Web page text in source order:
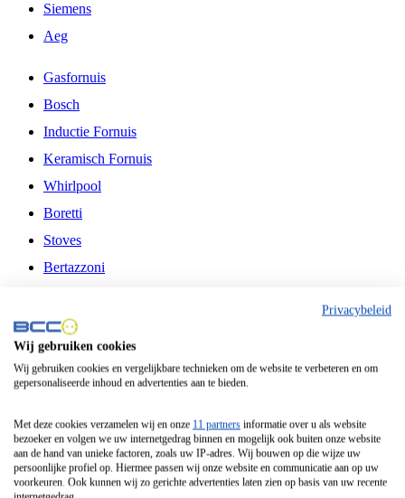
Siemens
Aeg
Gasfornuis
Bosch
Inductie Fornuis
Keramisch Fornuis
Whirlpool
Boretti
Stoves
Bertazzoni
Fitelli
Airfryer
Frituurpan
Contactgrill
Broodbakmachine
Broodrooster
Privacybeleid
Wij gebruiken cookies
Wij gebruiken cookies en vergelijkbare technieken om de website te verbeteren en om
gepersonaliseerde inhoud en advertenties aan te bieden.
Met deze cookies verzamelen wij en onze 11 partners informatie over u als website
bezoeker en volgen we uw internetgedrag binnen en mogelijk ook buiten onze website
aan de hand van unieke factoren, zoals uw IP-adres. Wij bouwen op die wijze uw
persoonlijke profiel op. Hiermee passen wij onze website en communicatie aan op uw
voorkeuren. Ook kunnen wij zo gerichte advertenties laten zien op basis van uw recente